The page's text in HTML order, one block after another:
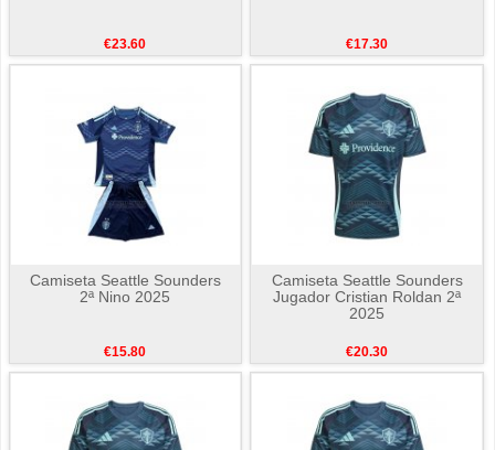
€23.60 €17.30
Camiseta Seattle Sounders
2ª Nino 2025
€15.80
Camiseta Seattle Sounders
Jugador Cristian Roldan 2ª
2025
€20.30